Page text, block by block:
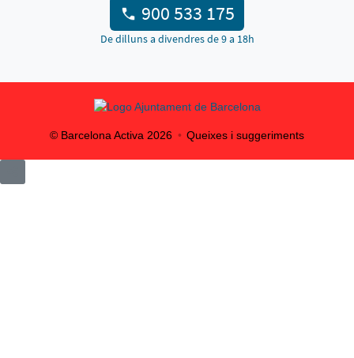
900 533 175
De dilluns a divendres de 9 a 18h
© Barcelona Activa 2026 Queixes i suggeriments